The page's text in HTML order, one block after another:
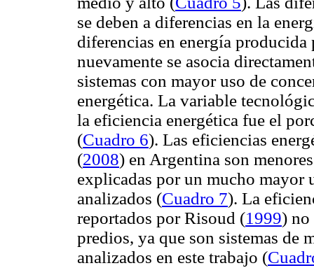
se deben a diferencias en la
diferencias en energía
nuevamente se asocia
sistemas con mayor uso de
energética. La variable
la eficiencia energética fue el
(Cuadro 6). Las eficiencias
(2008) en Argentina son
explicadas por un mucho mayor
analizados (Cuadro 7). La
reportados porRisoud (1999) no
predios, ya que son sistemas de
analizados en este trabajo (